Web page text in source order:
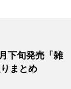
下旬発売「雑
まとめ